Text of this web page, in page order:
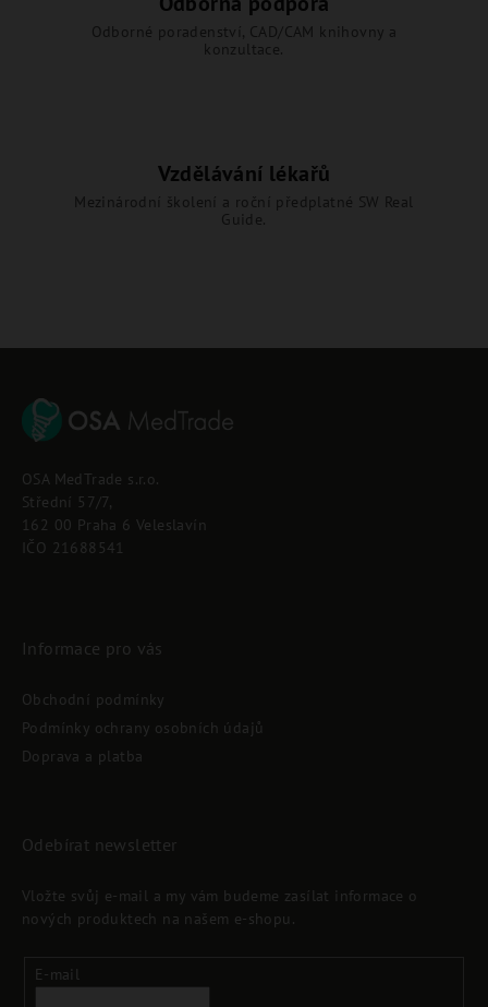
Odborné poradenství, CAD/CAM knihovny a
konzultace.
Vzdělávání lékařů
Mezinárodní školení a roční předplatné SW Real
Guide.
OSA MedTrade s.r.o.
Střední 57/7,
162 00 Praha 6 Veleslavín
IČO 21688541
Informace pro vás
Obchodní podmínky
Podmínky ochrany osobních údajů
Doprava a platba
Odebírat newsletter
Vložte svůj e-mail a my vám budeme zasílat informace o
nových produktech na našem e-shopu.
E-mail